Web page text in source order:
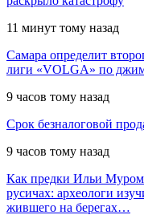
11 минут тому назад
Самара определит
лиги «VOLGA» по
9 часов тому назад
Срок безналоговой
9 часов тому назад
Как предки Ильи
русичах: археологи
жившего на берегах…